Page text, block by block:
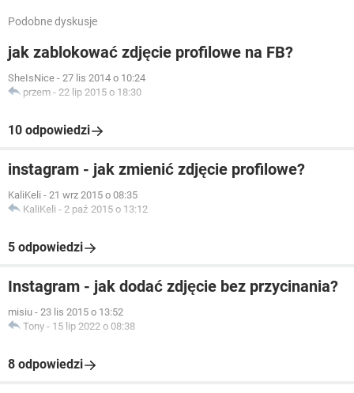
Podobne dyskusje
jak zablokować zdjęcie profilowe na FB?
SheIsNice - 27 lis 2014 o 10:24
przem - 22 lip 2015 o 18:30
10 odpowiedzi
instagram - jak zmienić zdjęcie profilowe?
KaliKeli - 21 wrz 2015 o 08:35
KaliKeli - 2 paź 2015 o 13:12
5 odpowiedzi
Instagram - jak dodać zdjęcie bez przycinania?
misiu - 23 lis 2015 o 13:52
Tony - 15 lip 2022 o 08:38
8 odpowiedzi